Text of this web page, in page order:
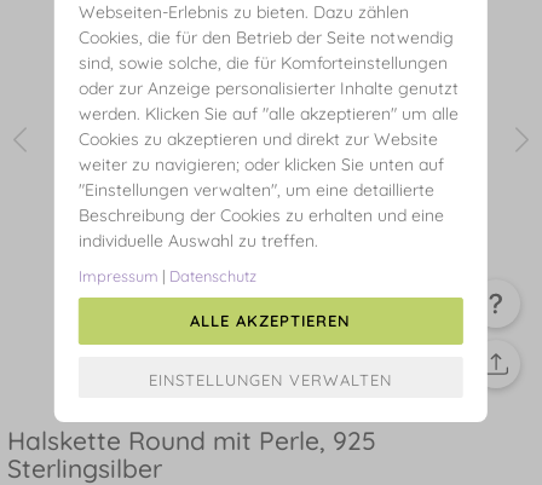
Halskette Round mit Perle, 925
Sterlingsilber
Webseiten-Erlebnis zu bieten. Dazu zählen
Cookies, die für den Betrieb der Seite notwendig
sind, sowie solche, die für Komforteinstellungen
oder zur Anzeige personalisierter Inhalte genutzt
werden. Klicken Sie auf "alle akzeptieren" um alle
Cookies zu akzeptieren und direkt zur Website
weiter zu navigieren; oder klicken Sie unten auf
"Einstellungen verwalten", um eine detaillierte
Beschreibung der Cookies zu erhalten und eine
individuelle Auswahl zu treffen.
Impressum | Datenschutz
ALLE AKZEPTIEREN